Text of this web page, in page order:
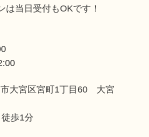
は当日受付もOKです！
大宮区宮町1丁目60 大宮
歩1分